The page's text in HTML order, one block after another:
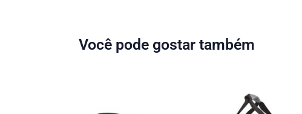
Você pode gostar também